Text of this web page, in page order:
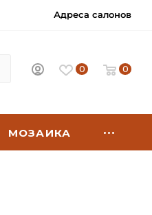
Адреса салонов
0 0
МОЗАИКА